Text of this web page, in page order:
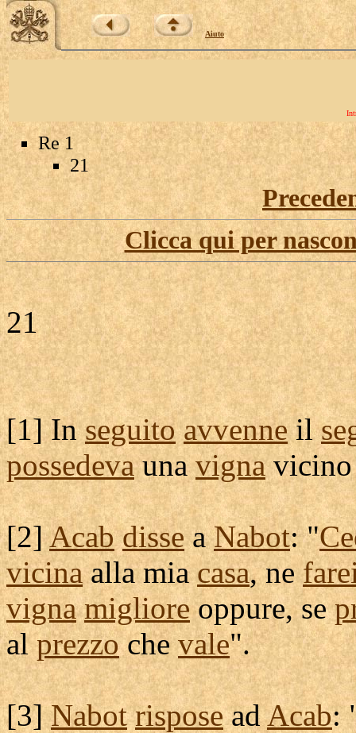
Aiuto
Re 1
21
Clicca qui per
21
[1] Inseguito avvenneil
possedevaunavigna
[2]Acab disseaNabot: "
vicinaalla miacasa, ne
vigna miglioreoppure, se
alprezzochevale".
[3]Nabot risposeadAcab: